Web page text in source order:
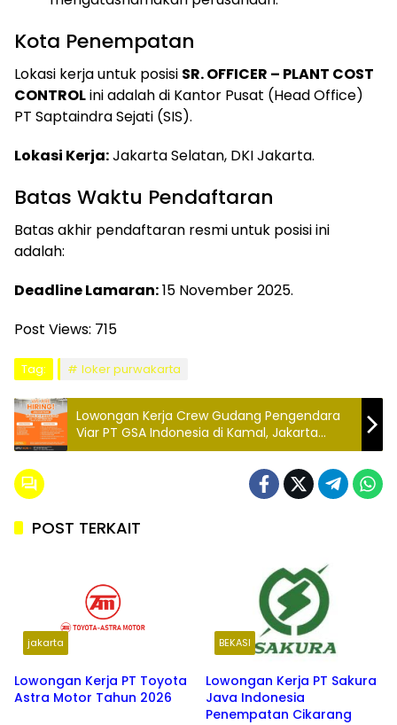
Kota Penempatan
Lokasi kerja untuk posisi SR. OFFICER – PLANT COST
CONTROLini adalah di Kantor Pusat (Head Office)
PT Saptaindra Sejati (SIS).
Lokasi Kerja:Jakarta Selatan, DKI Jakarta.
Batas Waktu Pendaftaran
Batas akhir pendaftaran resmi untuk posisi ini
adalah:
Deadline Lamaran:15 November 2025.
Post Views: 715
Tag: loker purwakarta
Lowongan Kerja Crew Gudang Pengendara
Viar PT GSA Indonesia di Kamal, Jakarta
(Minimal SMA)
POST TERKAIT
jakarta
Lowongan Kerja PT Toyota
Astra Motor Tahun 2026
BEKASI
Lowongan Kerja PT Sakura
Java Indonesia
Penempatan Cikarang